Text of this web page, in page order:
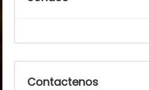
Contactenos